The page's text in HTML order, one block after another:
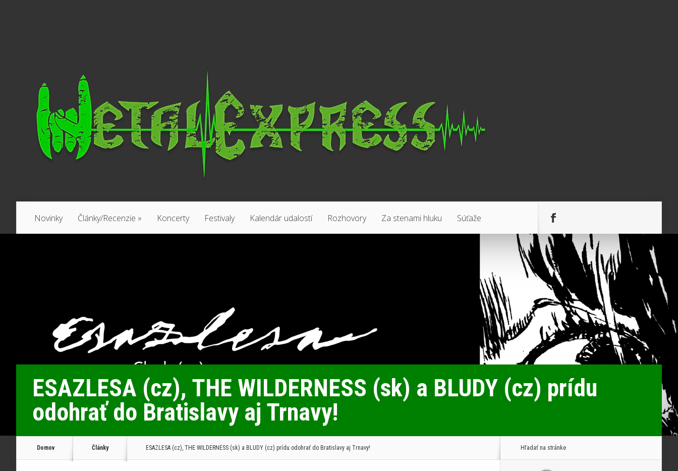
Novinky Články/Recenzie » Koncerty Festivaly Kalendár udalostí Rozhovory Za stenami hluku Súťaže
ESAZLESA (cz), THE WILDERNESS (sk) a BLUDY (cz) prídu
odohrať do Bratislavy aj Trnavy!
Domov Články ESAZLESA (cz), THE WILDERNESS (sk) a BLUDY (cz) prídu odohrať do Bratislavy aj Trnavy! Hľadať na stránke